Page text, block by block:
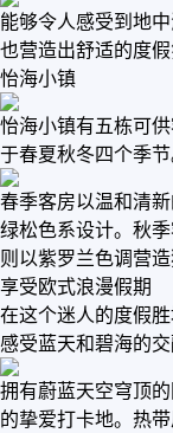
能够令人感受到地
也营造出舒适的度假
怡海小镇
怡海小镇有五栋可
于春夏秋冬四个季节
春季客房以温和清
绿松色系设计。秋
则以紫罗兰色调营造
享受欧式浪漫假期
在这个迷人的度假
感受蓝天和碧海的
拥有蔚蓝天空穹顶
的挚爱打卡地。热